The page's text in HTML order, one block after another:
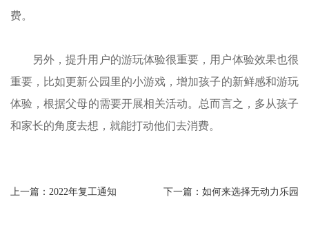
费。
另外，提升用户的游玩体验很重要，用户体验效果也很
重要，比如更新公园里的小游戏，增加孩子的新鲜感和游玩
体验，根据父母的需要开展相关活动。总而言之，多从孩子
和家长的角度去想，就能打动他们去消费。
上一篇：2022年复工通知 下一篇：如何来选择无动力乐园